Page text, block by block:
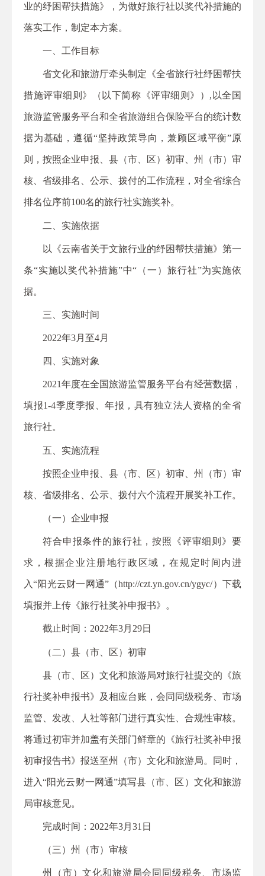
业的纾困帮扶措施》，为做好旅行社以奖代补措施的
落实工作，制定本方案。
一、工作目标
省文化和旅游厅牵头制定《全省旅行社纾困帮扶
措施评审细则》（以下简称《评审细则》）,以全国
旅游监管服务平台和全省旅游组合保险平台的统计数
据为基础，遵循“坚持政策导向，兼顾区域平衡”原
则，按照企业申报、县（市、区）初审、州（市）审
核、省级排名、公示、拨付的工作流程，对全省综合
排名位序前100名的旅行社实施奖补。
二、实施依据
以《云南省关于文旅行业的纾困帮扶措施》第一
条“实施以奖代补措施”中“（一）旅行社”为实施依
据。
三、实施时间
2022年3月至4月
四、实施对象
2021年度在全国旅游监管服务平台有经营数据，
填报1-4季度季报、年报，具有独立法人资格的全省
旅行社。
五、实施流程
按照企业申报、县（市、区）初审、州（市）审
核、省级排名、公示、拨付六个流程开展奖补工作。
（一）企业申报
符合申报条件的旅行社，按照《评审细则》要
求，根据企业注册地行政区域，在规定时间内进
入“阳光云财一网通”（http://czt.yn.gov.cn/ygyc/）下载
填报并上传《旅行社奖补申报书》。
截止时间：2022年3月29日
（二）县（市、区）初审
县（市、区）文化和旅游局对旅行社提交的《旅
行社奖补申报书》及相应台账，会同同级税务、市场
监管、发改、人社等部门进行真实性、合规性审核。
将通过初审并加盖有关部门鲜章的《旅行社奖补申报
初审报告书》报送至州（市）文化和旅游局。同时，
进入“阳光云财一网通”填写县（市、区）文化和旅游
局审核意见。
完成时间：2022年3月31日
（三）州（市）审核
州（市）文化和旅游局会同同级税务、市场监